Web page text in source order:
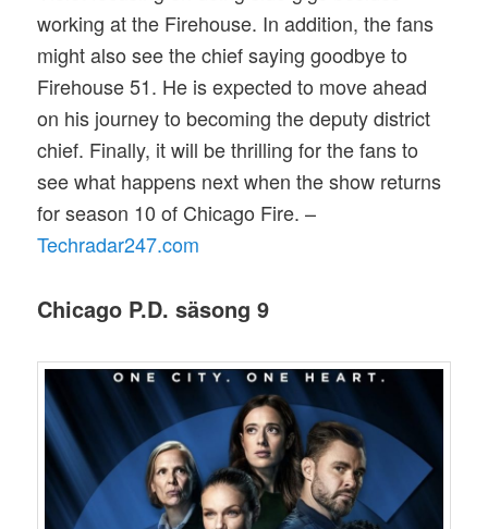
working at the Firehouse. In addition, the fans
might also see the chief saying goodbye to
Firehouse 51. He is expected to move ahead
on his journey to becoming the deputy district
chief. Finally, it will be thrilling for the fans to
see what happens next when the show returns
for season 10 of Chicago Fire. –
Techradar247.com
Chicago P.D. säsong 9